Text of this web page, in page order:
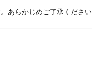
あらかじめご了承ください